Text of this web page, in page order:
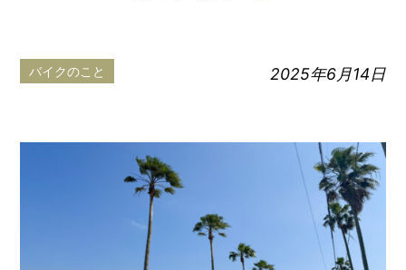
バイクのこと 2025年6月14日